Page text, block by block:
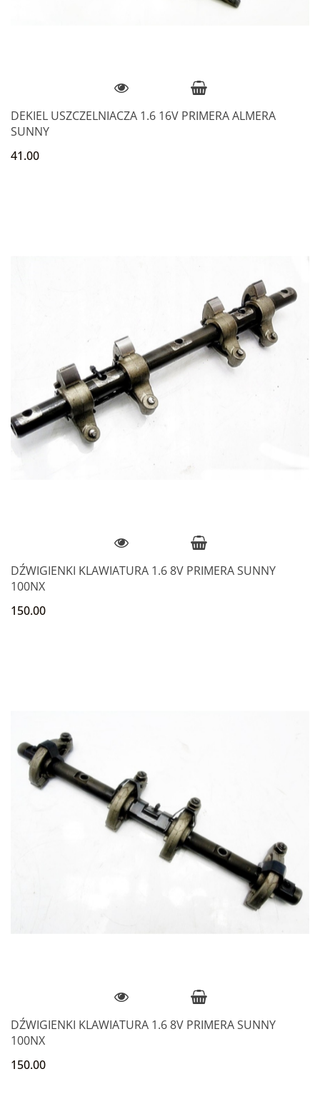
DEKIEL USZCZELNIACZA 1.6 16V PRIMERA ALMERA
SUNNY
41.00
DŹWIGIENKI KLAWIATURA 1.6 8V PRIMERA SUNNY
100NX
150.00
DŹWIGIENKI KLAWIATURA 1.6 8V PRIMERA SUNNY
100NX
150.00